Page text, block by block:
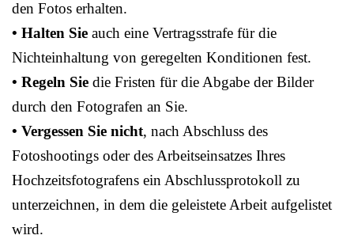
den Fotos erhalten.
• Halten Sie auch eine Vertragsstrafe für die
Nichteinhaltung von geregelten Konditionen fest.
• Regeln Sie die Fristen für die Abgabe der Bilder
durch den Fotografen an Sie.
• Vergessen Sie nicht, nach Abschluss des
Fotoshootings oder des Arbeitseinsatzes Ihres
Hochzeitsfotografens ein Abschlussprotokoll zu
unterzeichnen, in dem die geleistete Arbeit aufgelistet
wird.